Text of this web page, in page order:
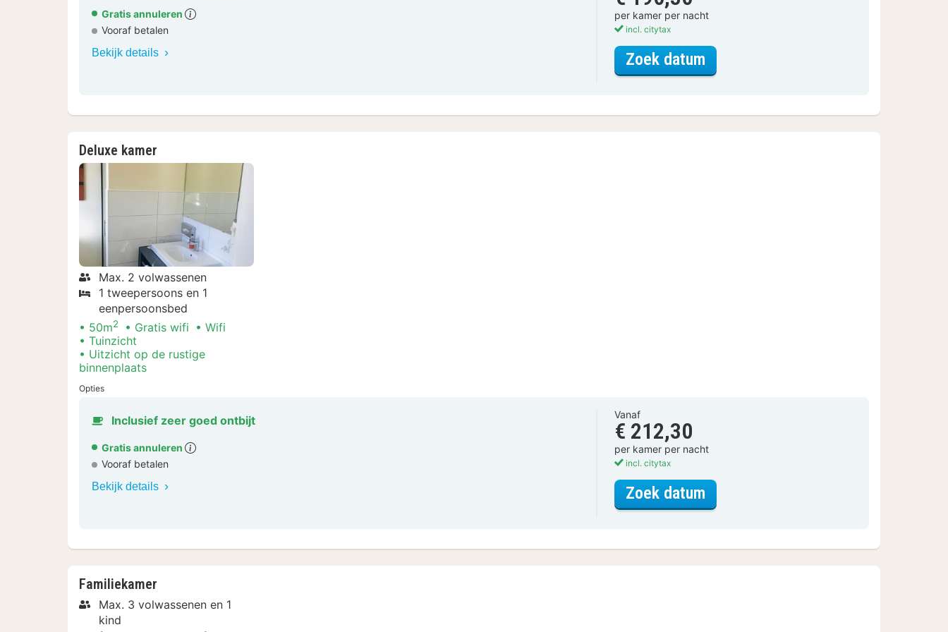
Gratis annuleren
Vooraf betalen
Bekijk details
per kamer per nacht
incl. citytax
Zoek datum
Deluxe kamer
Max. 2 volwassenen
1 tweepersoons en 1
eenpersoonsbed
50m2 Gratis wifi
Wifi
Tuinzicht
Uitzicht op de rustige
binnenplaats
Opties
Inclusief zeer goed ontbijt
Gratis annuleren
Vooraf betalen
Bekijk details
Vanaf
€ 212,30
per kamer per nacht
incl. citytax
Zoek datum
Familiekamer
Max. 3 volwassenen en 1
kind